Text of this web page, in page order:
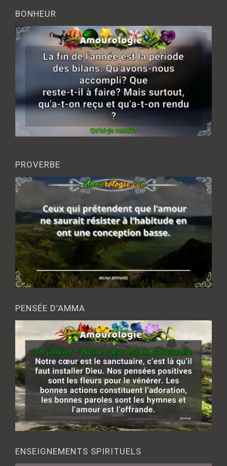
BONHEUR
PROVERBE
PENSÉE D’AMMA
ENSEIGNEMENTS SPIRITUELS